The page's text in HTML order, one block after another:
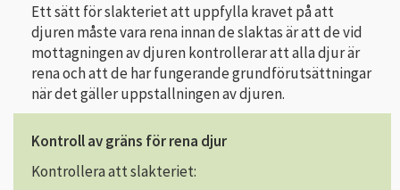
Ett sätt för slakteriet att uppfylla kravet på att
djuren måste vara rena innan de slaktas är att de vid
mottagningen av djuren kontrollerar att alla djur är
rena och att de har fungerande grundförutsättningar
när det gäller uppstallningen av djuren.
Kontroll av gräns för rena djur
Kontrollera att slakteriet: